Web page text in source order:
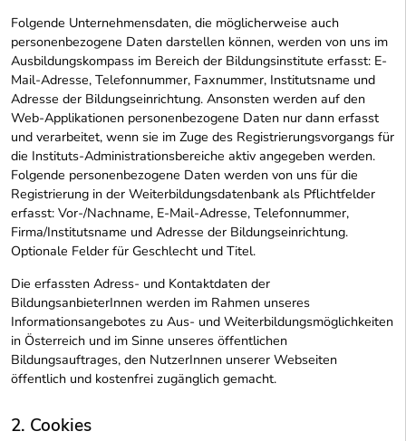
Folgende Unternehmensdaten, die möglicherweise auch
personenbezogene Daten darstellen können, werden von uns im
Ausbildungskompass im Bereich der Bildungsinstitute erfasst: E-
Mail-Adresse, Telefonnummer, Faxnummer, Institutsname und
Adresse der Bildungseinrichtung. Ansonsten werden auf den
Web-Applikationen personenbezogene Daten nur dann erfasst
und verarbeitet, wenn sie im Zuge des Registrierungsvorgangs für
die Instituts-Administrationsbereiche aktiv angegeben werden.
Folgende personenbezogene Daten werden von uns für die
Registrierung in der Weiterbildungsdatenbank als Pflichtfelder
erfasst: Vor-/Nachname, E-Mail-Adresse, Telefonnummer,
Firma/Institutsname und Adresse der Bildungseinrichtung.
Optionale Felder für Geschlecht und Titel.
Die erfassten Adress- und Kontaktdaten der
BildungsanbieterInnen werden im Rahmen unseres
Informationsangebotes zu Aus- und Weiterbildungsmöglichkeiten
in Österreich und im Sinne unseres öffentlichen
Bildungsauftrages, den NutzerInnen unserer Webseiten
öffentlich und kostenfrei zugänglich gemacht.
2. Cookies